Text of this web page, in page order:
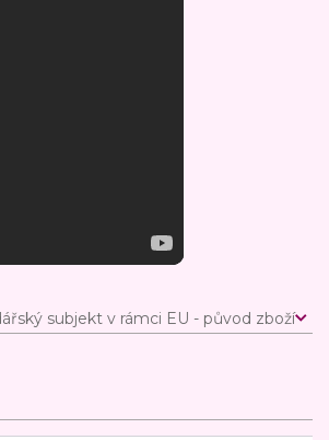
subjekt v rámci EU - původ zboží